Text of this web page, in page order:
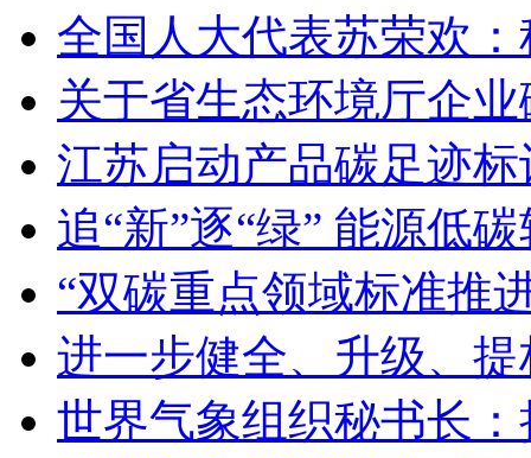
全国人大代表苏荣欢
关于省生态环境厅企
江苏启动产品碳足迹
追“新”逐“绿” 能源低
“双碳重点领域标准推
进一步健全、升级、
世界气象组织秘书长